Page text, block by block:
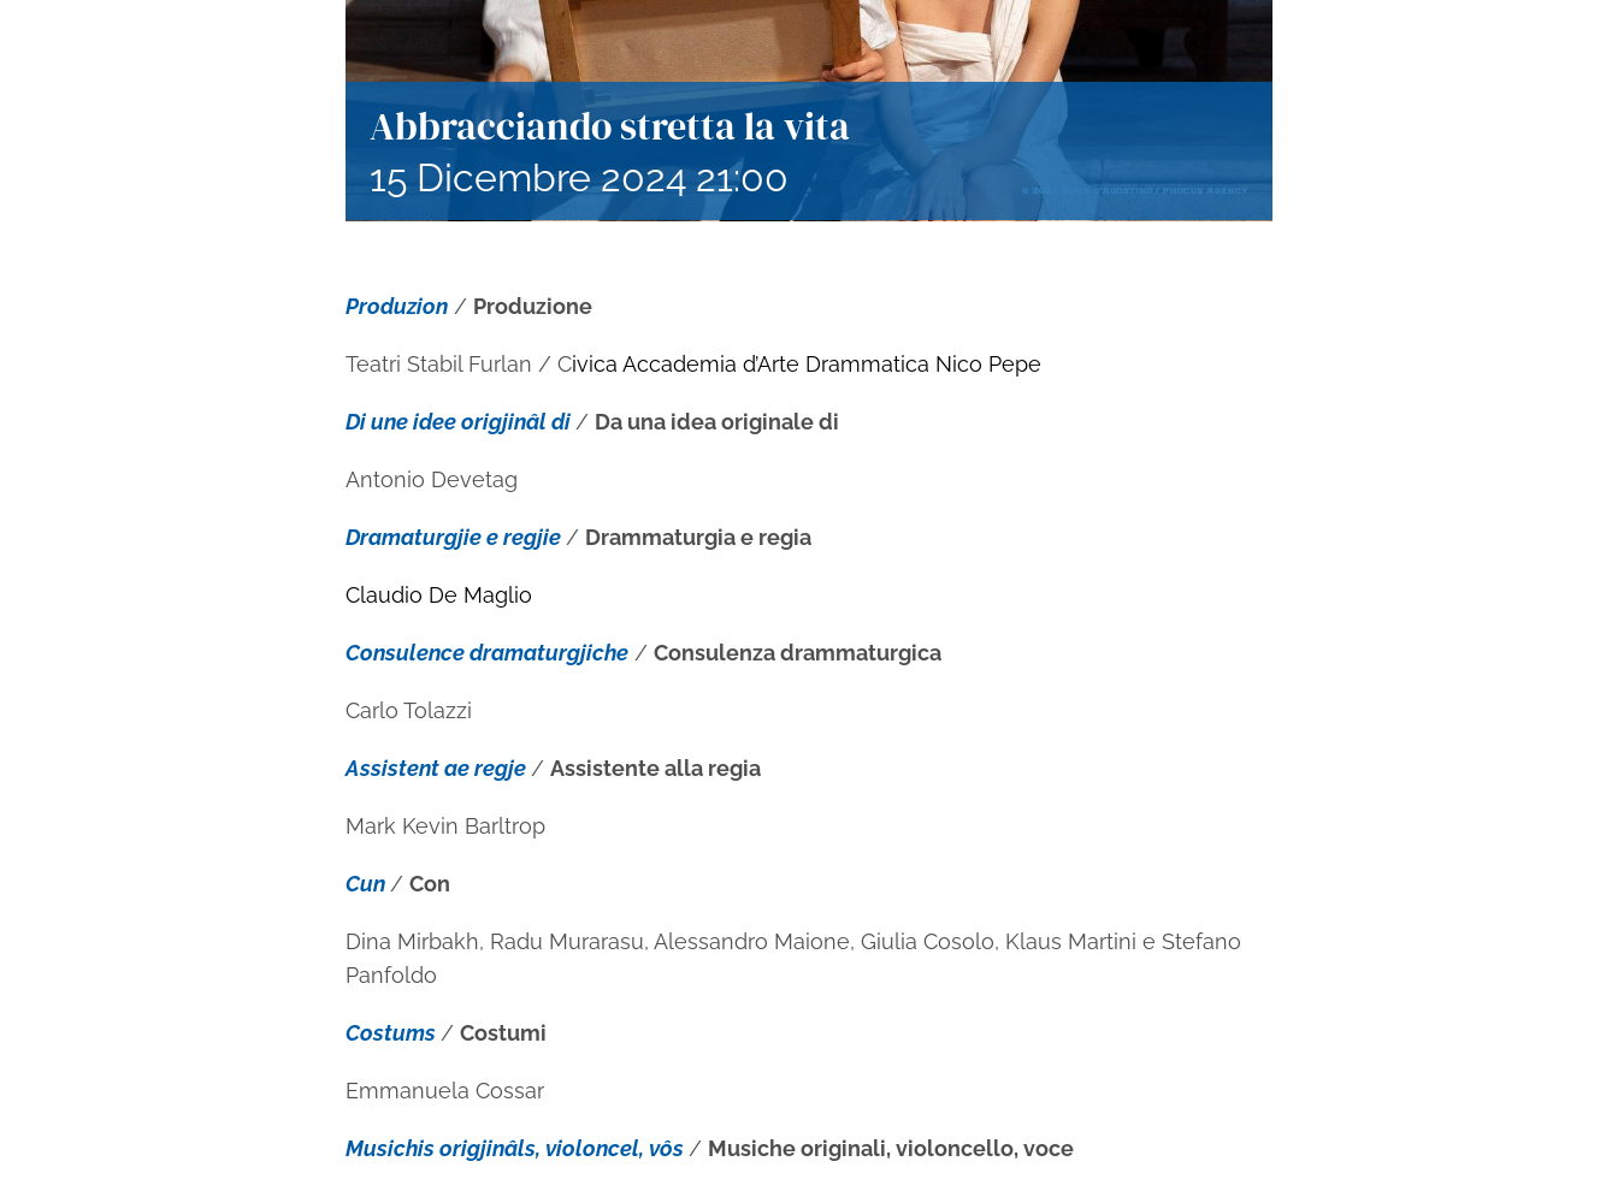
Abbracciando stretta la vita
15 Dicembre 2024 21:00
Produzion/ Produzione
Teatri Stabil Furlan / Civica Accademia d’Arte Drammatica Nico Pepe
Di une idee origjinâl di/ Da una idea originale di
Antonio Devetag
Dramaturgjie e regjie/ Drammaturgia e regia
Claudio De Maglio
Consulence dramaturgjiche/ Consulenza drammaturgica
Carlo Tolazzi
Assistent ae regje/ Assistente alla regia
Mark Kevin Barltrop
Cun/ Con
Dina Mirbakh, Radu Murarasu, Alessandro Maione, Giulia Cosolo, Klaus Martini e Stefano
Panfoldo
Costums/ Costumi
Emmanuela Cossar
Musichis origjinâls, violoncel, vôs/ Musiche originali, violoncello, voce